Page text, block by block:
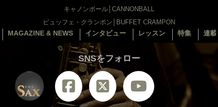
キャノンボール│CANNONBALL
ビュッフェ・クランポン│BUFFET CRAMPON
MAGAZINE & NEWS インタビュー レッスン 特集 連
SNSをフォロー